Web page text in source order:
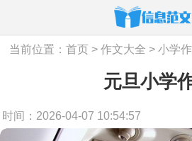
当前位置：首页 >作文大全 >小学
元旦小学
时间：2026-04-07 10:54:57